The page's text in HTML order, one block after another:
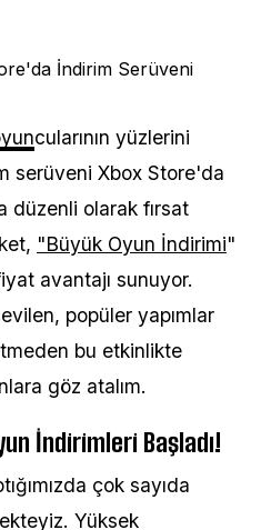
cularının yüzlerini
serüveni Xbox Store'da
düzenli olarak fırsat
"Büyük Oyun İndirimi"
avantajı sunuyor.
popüler yapımlar
bu etkinlikte
göz atalım.
İndirimleri Başladı!
çok sayıda
Yüksek